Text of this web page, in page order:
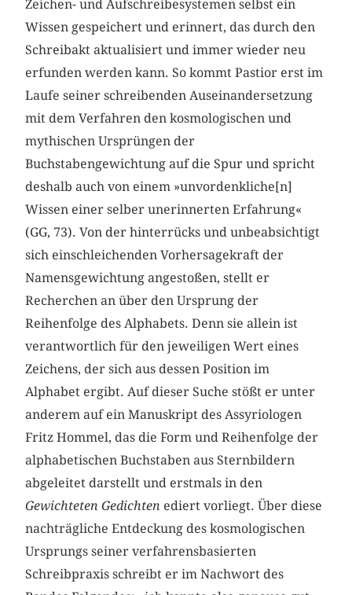
Zeichen- und Aufschreibesystemen selbst ein
Wissen gespeichert und erinnert, das durch den
Schreibakt aktualisiert und immer wieder neu
erfunden werden kann. So kommt Pastior erst im
Laufe seiner schreibenden Auseinandersetzung
mit dem Verfahren den kosmologischen und
mythischen Ursprüngen der
Buchstabengewichtung auf die Spur und spricht
deshalb auch von einem »unvordenkliche[n]
Wissen einer selber unerinnerten Erfahrung«
(GG, 73). Von der hinterrücks und unbeabsichtigt
sich einschleichenden Vorhersagekraft der
Namensgewichtung angestoßen, stellt er
Recherchen an über den Ursprung der
Reihenfolge des Alphabets. Denn sie allein ist
verantwortlich für den jeweiligen Wert eines
Zeichens, der sich aus dessen Position im
Alphabet ergibt. Auf dieser Suche stößt er unter
anderem auf ein Manuskript des Assyriologen
Fritz Hommel, das die Form und Reihenfolge der
alphabetischen Buchstaben aus Sternbildern
abgeleitet darstellt und erstmals in den
Gewichteten Gedichten ediert vorliegt. Über diese
nachträgliche Entdeckung des kosmologischen
Ursprungs seiner verfahrensbasierten
Schreibpraxis schreibt er im Nachwort des